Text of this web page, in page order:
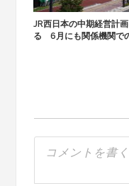
JR西日本の中期経営計
る 6月にも関係機関で